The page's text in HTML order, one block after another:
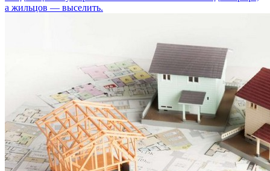
а жильцов — выселить.